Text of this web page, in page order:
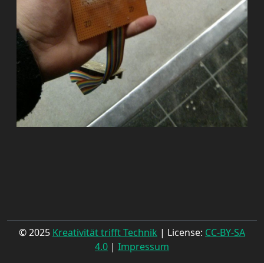
© 2025 Kreativität trifft Technik | License: CC-BY-SA
4.0 | Impressum